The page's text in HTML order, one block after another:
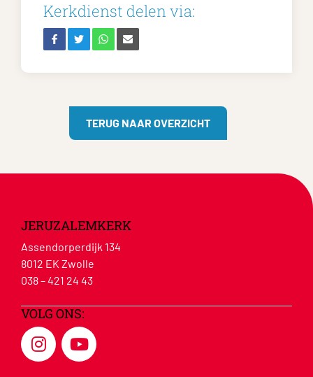
Kerkdienst delen via:
TERUG NAAR OVERZICHT
JERUZALEMKERK
Assendorperdijk 134
8012 EK Zwolle
038 – 421 24 43
VOLG ONS: